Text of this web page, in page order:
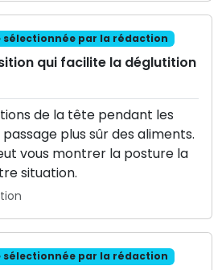
par la rédaction
qui facilite la déglutition
de la tête pendant les
plus sûr des aliments.
vous montrer la posture la
situation.
par la rédaction